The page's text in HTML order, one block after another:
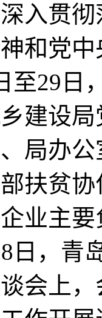
入贯
和党
至29日
建设
局办
扶贫
业主
日，青
会上